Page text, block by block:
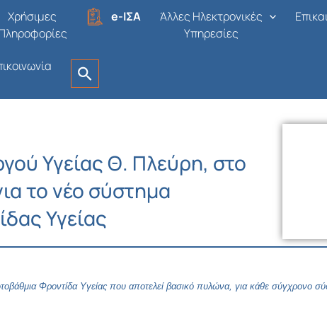
Χρήσιμες
e-ΙΣΑ
Άλλες Ηλεκτρονικές
Υπηρεσίες
Υγείας Θ. Πλεύρη, στο
το νέο σύστημα
Υγείας
Φροντίδα Υγείας που αποτελεί βασικό πυλώνα, για κάθε σύγχρονο